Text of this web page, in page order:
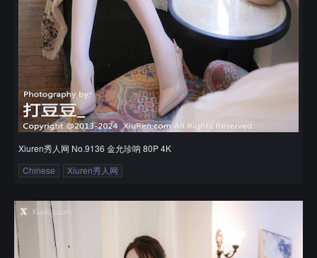
Xiuren秀人网 No.9136 金允珍呐 80P 4K
Chinese
Xiuren秀人网